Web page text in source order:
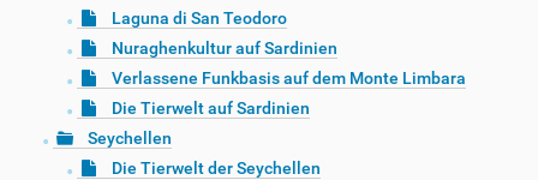
Laguna di San Teodoro
Nuraghenkultur auf Sardinien
Verlassene Funkbasis auf dem Monte Limbara
Die Tierwelt auf Sardinien
Seychellen
Die Tierwelt der Seychellen